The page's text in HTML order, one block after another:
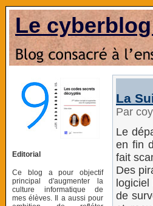
Le
Editorial
Ce blog a pour objectif
principal d'augmenter la
culture informatique de
mes élèves. Il a aussi pour
La
Par
Le
en fin
fait
Des
de